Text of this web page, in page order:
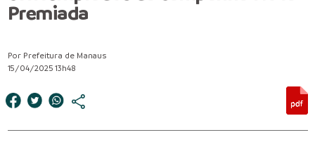
Premiada
Por Prefeitura de Manaus
15/04/2025 13h48